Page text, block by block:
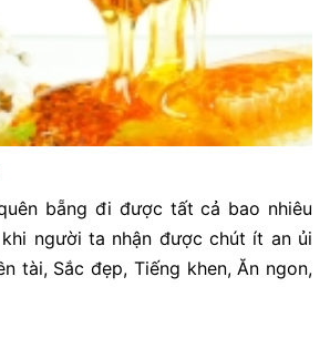
bẵng đi được tất cả bao nhiêu
người ta nhận được chút ít an ủi
tài, Sắc đẹp, Tiếng khen, Ăn ngon,